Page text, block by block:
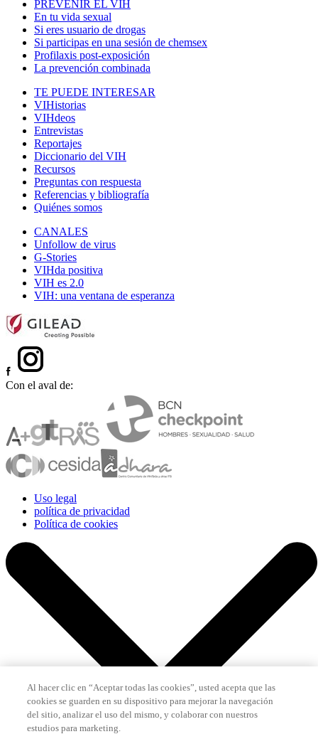
PREVENIR EL VIH
En tu vida sexual
Si eres usuario de drogas
Si participas en una sesión de chemsex
Profilaxis post-exposición
La prevención combinada
TE PUEDE INTERESAR
VIHistorias
VIHdeos
Entrevistas
Reportajes
Diccionario del VIH
Recursos
Preguntas con respuesta
Referencias y bibliografía
Quiénes somos
CANALES
Unfollow de virus
G-Stories
VIHda positiva
VIH es 2.0
VIH: una ventana de esperanza
Con el aval de:
Uso legal
política de privacidad
Política de cookies
Al hacer clic en “Aceptar todas las cookies”, usted acepta que las
cookies se guarden en su dispositivo para mejorar la navegación
del sitio, analizar el uso del mismo, y colaborar con nuestros
estudios para marketing.